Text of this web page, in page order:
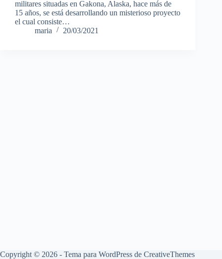
militares situadas en Gakona, Alaska, hace más de
15 años, se está desarrollando un misterioso proyecto
el cual consiste…
maria
20/03/2021
Copyright © 2026 - Tema para WordPress de CreativeThemes